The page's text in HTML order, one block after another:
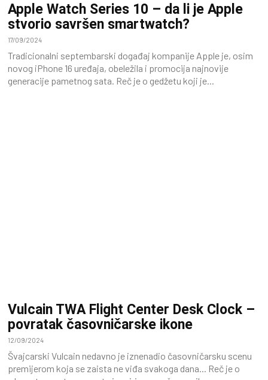
Apple Watch Series 10 – da li je Apple
stvorio savršen smartwatch?
17/09/2024
Tradicionalni septembarski događaj kompanije Apple je, osim
novog iPhone 16 uređaja, obeležila i promocija najnovije
generacije pametnog sata. Reč je o gedžetu koji je...
Vulcain TWA Flight Center Desk Clock –
povratak časovničarske ikone
12/09/2024
Švajcarski Vulcain nedavno je iznenadio časovničarsku scenu
premijerom koja se zaista ne viđa svakoga dana... Reč je o